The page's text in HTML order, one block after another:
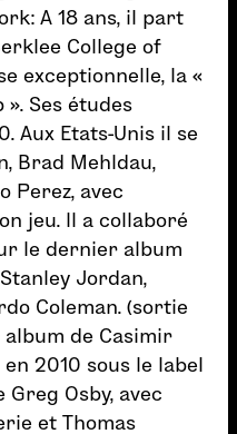
A 18 ans, il part
College of
exceptionnelle, la «
Ses études
Aux Etats-Unis il se
Brad Mehldau,
Perez, avec
jeu. Il a collaboré
le dernier album
Jordan,
Coleman. (sortie
album de Casimir
2010 sous le label
Osby, avec
et Thomas